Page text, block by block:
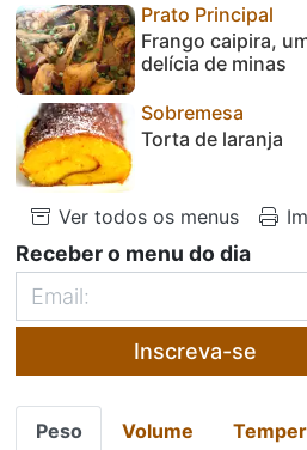
Prato Principal
Frango caipira,
delícia de minas
Sobremesa
Torta de laranja
Ver todos os menus
Receber o menu do dia
Inscreva-se
Peso Volume